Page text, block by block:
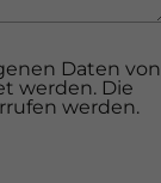
Daten von
werden. Die
werden.